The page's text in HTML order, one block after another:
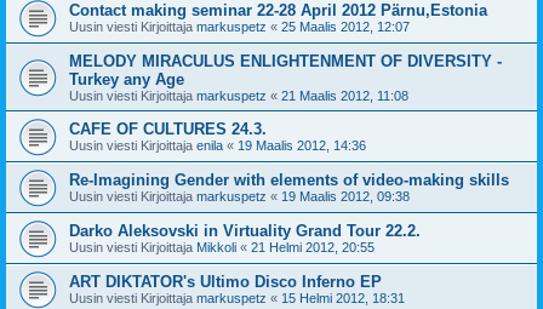
Contact making seminar 22-28 April 2012 Pärnu,Estonia
Uusin viesti Kirjoittaja markuspetz « 25 Maalis 2012, 12:07
MELODY MIRACULUS ENLIGHTENMENT OF DIVERSITY -
Turkey any Age
Uusin viesti Kirjoittaja markuspetz « 21 Maalis 2012, 11:08
CAFE OF CULTURES 24.3.
Uusin viesti Kirjoittaja enila « 19 Maalis 2012, 14:36
Re-Imagining Gender with elements of video-making skills
Uusin viesti Kirjoittaja markuspetz « 19 Maalis 2012, 09:38
Darko Aleksovski in Virtuality Grand Tour 22.2.
Uusin viesti Kirjoittaja Mikkoli « 21 Helmi 2012, 20:55
ART DIKTATOR's Ultimo Disco Inferno EP
Uusin viesti Kirjoittaja markuspetz « 15 Helmi 2012, 18:31